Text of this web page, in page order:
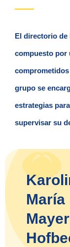
El directorio de
compuesto por
grupo se
estrategias
supervisar su
María
Mayer